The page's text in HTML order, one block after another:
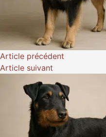
Article précédent
Article suivant